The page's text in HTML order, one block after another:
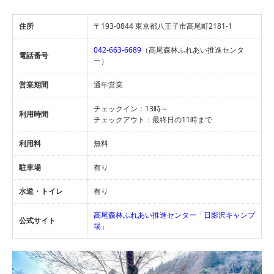
住所 〒193-0844 東京都八王子市高尾町2181-1
電話番号
042-663-6689 （高尾森林ふれあい推進センタ
ー）
営業期間 通年営業
利用時間
チェックイン：13時～
チェックアウト：最終日の11時まで
利用料 無料
駐車場 有り
水道・トイレ 有り
公式サイト
高尾森林ふれあい推進センター「日影沢キャンプ
場」